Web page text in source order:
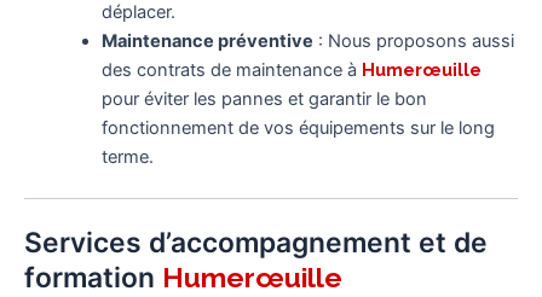
déplacer.
Maintenance préventive : Nous proposons aussi
des contrats de maintenance à Humerœuille
pour éviter les pannes et garantir le bon
fonctionnement de vos équipements sur le long
terme.
Services d’accompagnement et de
formation Humerœuille